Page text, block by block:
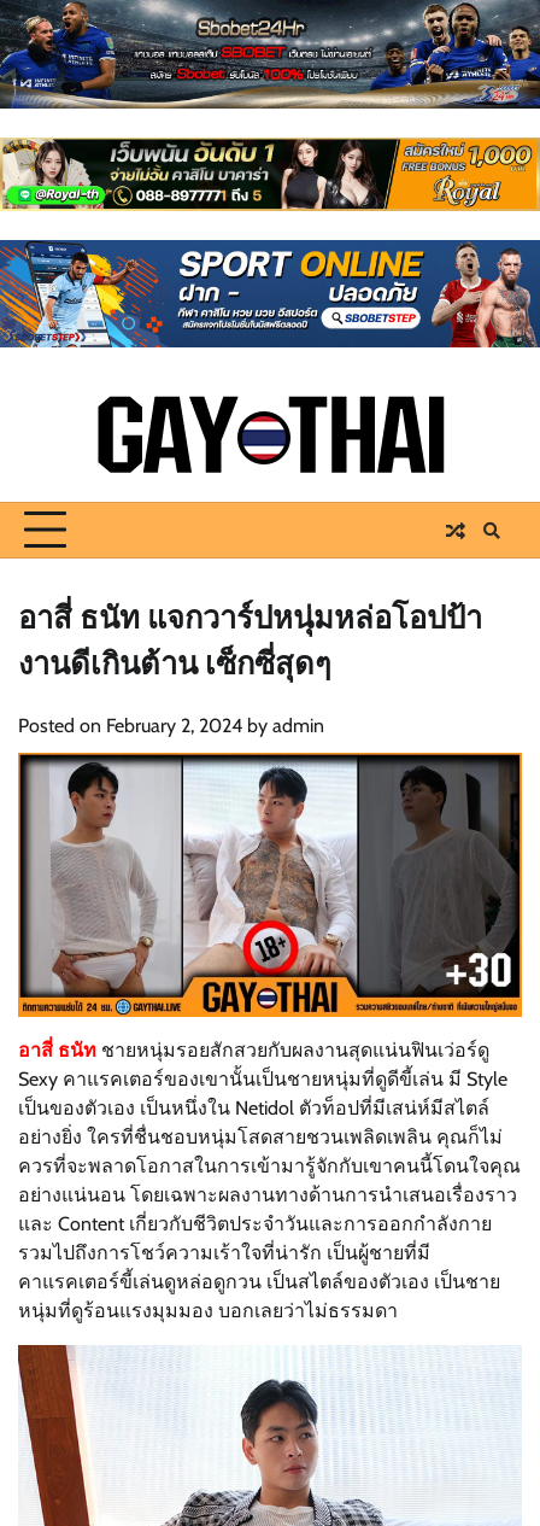
อาสี่ ธนัท แจกวาร์ปหนุ่มหล่อโอปป้า
งานดีเกินต้าน เซ็กซี่สุดๆ
Posted on February 2, 2024 by admin
อาสี่ ธนัท ชายหนุ่มรอยสักสวยกับผลงานสุดแน่นฟินเว่อร์ดู
Sexy คาแรคเตอร์ของเขานั้นเป็นชายหนุ่มที่ดูดีขี้เล่น มี Style
เป็นของตัวเอง เป็นหนึ่งใน Netidol ตัวท็อปที่มีเสน่ห์มีสไตล์
อย่างยิ่ง ใครที่ชื่นชอบหนุ่มโสดสายชวนเพลิดเพลิน คุณก็ไม่
ควรที่จะพลาดโอกาสในการเข้ามารู้จักกับเขาคนนี้โดนใจคุณ
อย่างแน่นอน โดยเฉพาะผลงานทางด้านการนำเสนอเรื่องราว
และ Content เกี่ยวกับชีวิตประจำวันและการออกกำลังกาย
รวมไปถึงการโชว์ความเร้าใจที่น่ารัก เป็นผู้ชายที่มี
คาแรคเตอร์ขี้เล่นดูหล่อดูกวน เป็นสไตล์ของตัวเอง เป็นชาย
หนุ่มที่ดูร้อนแรงมุมมอง บอกเลยว่าไม่ธรรมดา